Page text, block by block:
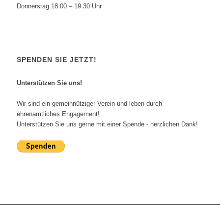
Donnerstag 18.00 – 19.30 Uhr
SPENDEN SIE JETZT!
Unterstützen Sie uns!
Wir sind ein gemeinnütziger Verein und leben durch
ehrenamtliches Engagement!
Unterstützen Sie uns gerne mit einer Spende - herzlichen Dank!